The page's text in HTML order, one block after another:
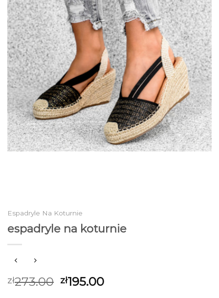
Espadryle Na Koturnie
espadryle na koturnie
zł273.00 zł195.00